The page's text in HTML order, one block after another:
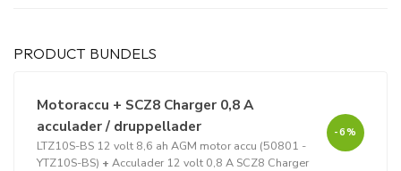
PRODUCT BUNDELS
Motoraccu + SCZ8 Charger 0,8 A
acculader / druppellader
LTZ10S-BS 12 volt 8,6 ah AGM motor accu (50801 -
YTZ10S-BS) + Acculader 12 volt 0,8 A SCZ8 Charger
-6%